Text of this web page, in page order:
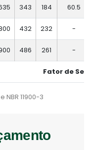
343 184 60.5
432 232 -
486 261 -
Fator de
NBR 11900-3